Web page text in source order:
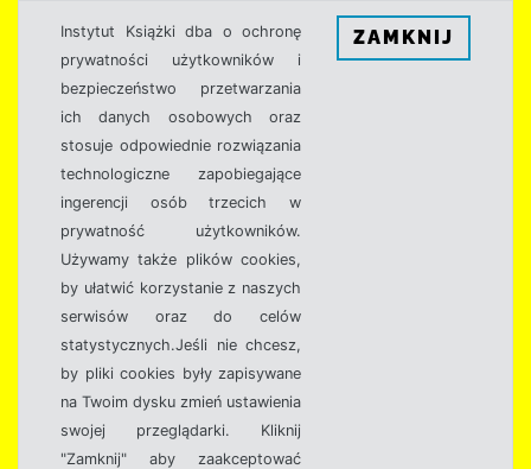
Instytut Książki dba o ochronę
prywatności użytkowników i
bezpieczeństwo przetwarzania
ich danych osobowych oraz
stosuje odpowiednie rozwiązania
technologiczne zapobiegające
ingerencji osób trzecich w
prywatność użytkowników.
Używamy także plików cookies,
by ułatwić korzystanie z naszych
serwisów oraz do celów
statystycznych.Jeśli nie chcesz,
by pliki cookies były zapisywane
na Twoim dysku zmień ustawienia
swojej przeglądarki. Kliknij
"Zamknij" aby zaakceptować
ZAMKNIJ